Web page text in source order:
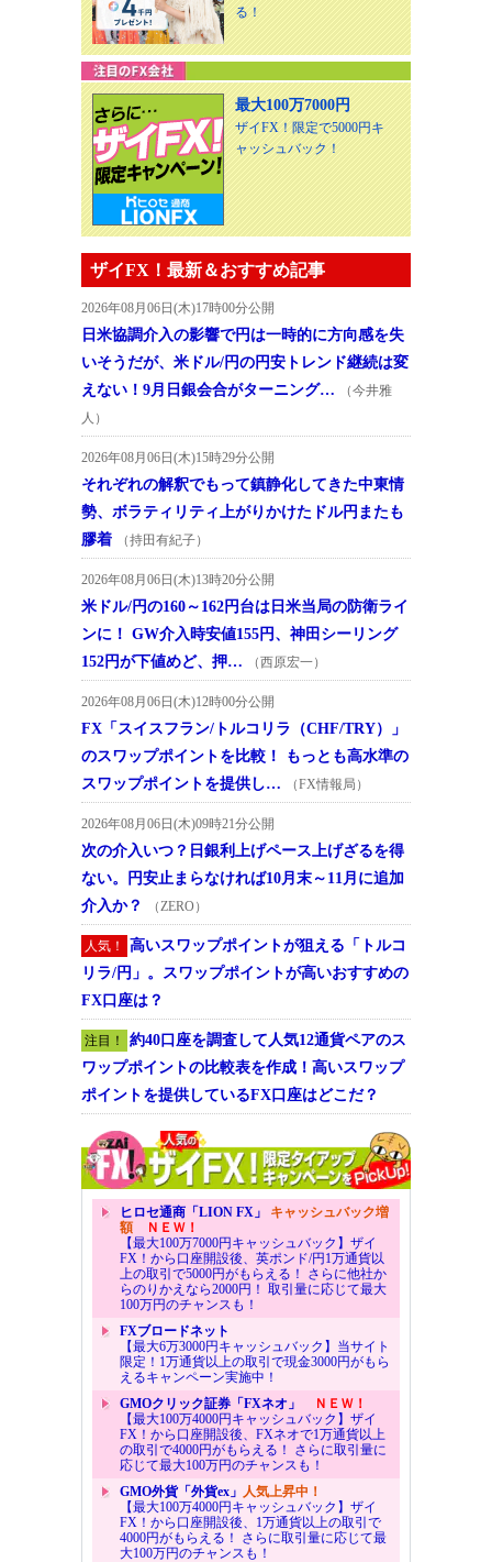
る！
最大100万7000円
ザイFX！限定で5000円キ
ャッシュバック！
ザイFX！最新＆おすすめ記事
2026年08月06日(木)17時00分公開
日米協調介入の影響で円は一時的に方向感を失
いそうだが、米ドル/円の円安トレンド継続は変
えない！9月日銀会合がターニング…
（今井雅
人）
2026年08月06日(木)15時29分公開
それぞれの解釈でもって鎮静化してきた中東情
勢、ボラティリティ上がりかけたドル円またも
膠着
（持田有紀子）
2026年08月06日(木)13時20分公開
米ドル/円の160～162円台は日米当局の防衛ライ
ンに！ GW介入時安値155円、神田シーリング
152円が下値めど、押…
（西原宏一）
2026年08月06日(木)12時00分公開
FX「スイスフラン/トルコリラ（CHF/TRY）」
のスワップポイントを比較！ もっとも高水準の
スワップポイントを提供し…
（FX情報局）
2026年08月06日(木)09時21分公開
次の介入いつ？日銀利上げペース上げざるを得
ない。円安止まらなければ10月末～11月に追加
介入か？
（ZERO）
人気！
高いスワップポイントが狙える「トルコ
リラ/円」。スワップポイントが高いおすすめの
FX口座は？
注目！
約40口座を調査して人気12通貨ペアのス
ワップポイントの比較表を作成！高いスワップ
ポイントを提供しているFX口座はどこだ？
ヒロセ通商「LION FX」 キャッシュバック増
額ＮＥＷ！
【最大100万7000円キャッシュバック】ザイ
FX！から口座開設後、英ポンド/円1万通貨以
上の取引で5000円がもらえる！ さらに他社か
らのりかえなら2000円！ 取引量に応じて最大
100万円のチャンスも！
FXブロードネット
【最大6万3000円キャッシュバック】当サイト
限定！1万通貨以上の取引で現金3000円がもら
えるキャンペーン実施中！
GMOクリック証券「FXネオ」
ＮＥＷ！
【最大100万4000円キャッシュバック】ザイ
FX！から口座開設後、FXネオで1万通貨以上
の取引で4000円がもらえる！ さらに取引量に
応じて最大100万円のチャンスも！
GMO外貨「外貨ex」 人気上昇中！
【最大100万4000円キャッシュバック】ザイ
FX！から口座開設後、1万通貨以上の取引で
4000円がもらえる！ さらに取引量に応じて最
大100万円のチャンスも！